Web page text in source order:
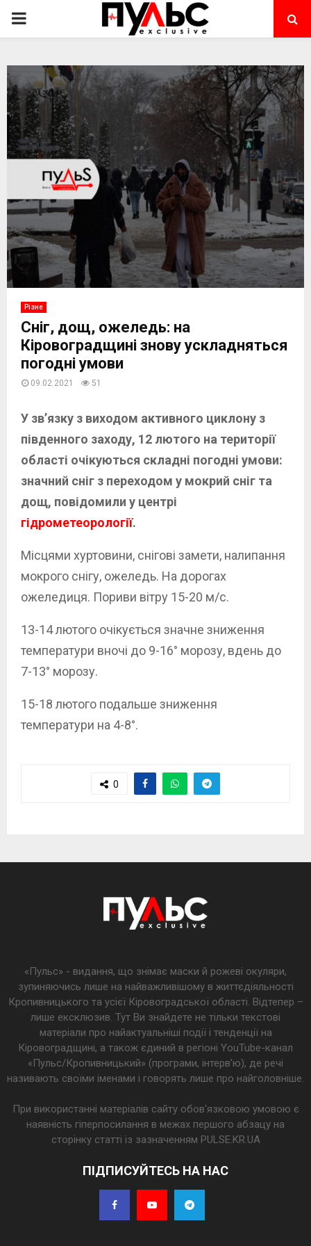
PRIMARY
Різне
Сніг, дощ, ожеледь: на
Кіровоградщині знову ускладняться
погодні умови
09.02.2021 51
У зв’язку з виходом активного циклону з
південного заходу, 12 лютого на території
області очікуються складні погодні умови:
значний сніг з переходом у мокрий сніг та
дощ, повідомили у центрі
гідрометеорології.
Місцями хуртовини, снігові замети, налипання
мокрого снігу, ожеледь. На дорогах
ожеледиця. Пориви вітру 15-20 м/с.
13-14 лютого очікується значне зниження
температури вночі до 9-16° морозу, вдень до
7-13° морозу.
15-18 лютого подальше зниження
температури на 4-8°.
0
«Пульс» - видання, що знімає маски й рожеві окуляри,
зупиняючись лише на найважливішому в життєдіяльності
Кропивницького та усієї Кіровоградської області. Відтепер –
лише ексклюзив. Тут Ви знайдете не тільки текстові
матеріали про найактуальніші події і тенденції на
Кіровоградщині, а також єдиний в регіоні YouTube-канал
«Пульс/Кропивницький» (програми, інтерв’ю), де речі
називають своїми іменами і говорять лише про найголовніше.
При використанні матеріалів сайту обов'язковою умовою є
наявність гіперпосилання в межах першого абзацу на
сторінку статті із зазначенням PULSE.KR.UA
ПІДПИСУЙТЕСЬ НА НАС